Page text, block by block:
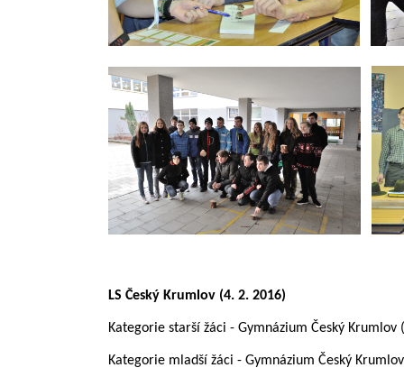
LS Český Krumlov (4. 2. 2016)
Kategorie starší žáci - Gymnázium Český
Kategorie mladší žáci - Gymnázium Český